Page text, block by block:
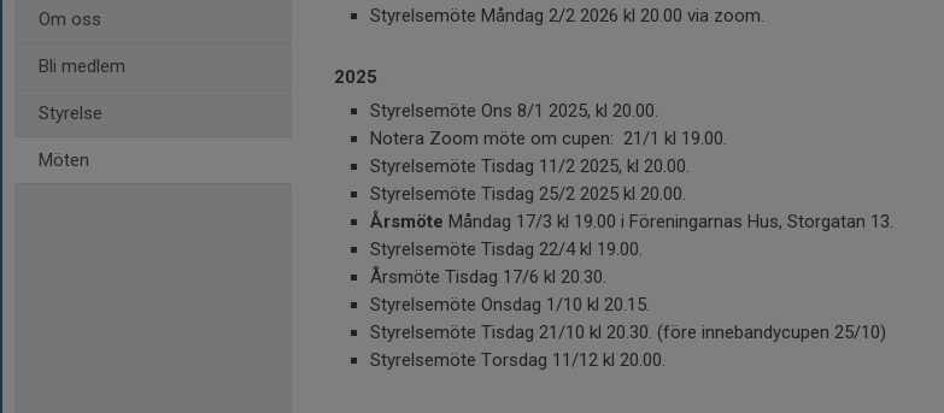
Om oss
Bli medlem
Styrelse
Möten
Styrelsemöte Måndag 2/2 2026 kl 20.00 via zoom.
2025
Styrelsemöte Ons 8/1 2025, kl 20.00.
Notera Zoom möte om cupen: 21/1 kl 19.00.
Styrelsemöte Tisdag 11/2 2025, kl 20.00.
Styrelsemöte Tisdag 25/2 2025 kl 20.00.
Årsmöte Måndag 17/3 kl 19.00 i Föreningarnas Hus, Storgatan 13.
Styrelsemöte Tisdag 22/4 kl 19.00.
Årsmöte Tisdag 17/6 kl 20.30.
Styrelsemöte Onsdag 1/10 kl 20.15.
Styrelsemöte Tisdag 21/10 kl 20.30. (före innebandycupen 25/10)
Styrelsemöte Torsdag 11/12 kl 20.00.